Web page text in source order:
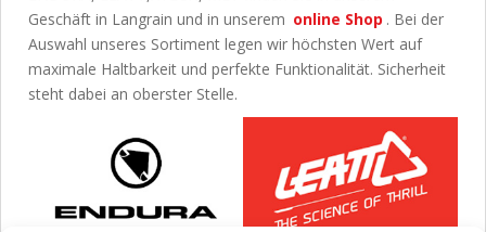
Geschäft in Langrain und in unserem online Shop . Bei der
Auswahl unseres Sortiment legen wir höchsten Wert auf
maximale Haltbarkeit und perfekte Funktionalität. Sicherheit
steht dabei an oberster Stelle.